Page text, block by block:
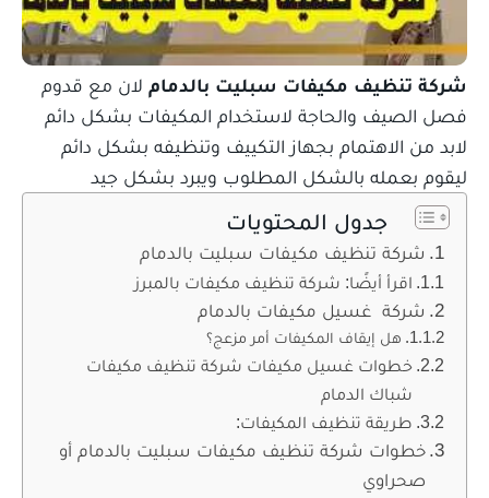
شركة تنظيف مكيفات سبليت بالدمام لان مع قدوم
فصل الصيف والحاجة لاستخدام المكيفات بشكل دائم
لابد من الاهتمام بجهاز التكييف وتنظيفه بشكل دائم
ليقوم بعمله بالشكل المطلوب ويبرد بشكل جيد
جدول المحتويات
شركة تنظيف مكيفات سبليت بالدمام
اقرأ أيضًا: شركة تنظيف مكيفات بالمبرز
شركة غسيل مكيفات بالدمام
هل إيقاف المكيفات أمر مزعج؟
خطوات غسيل مكيفات شركة تنظيف مكيفات
شباك الدمام
طريقة تنظيف المكيفات:
خطوات شركة تنظيف مكيفات سبليت بالدمام أو
صحراوي